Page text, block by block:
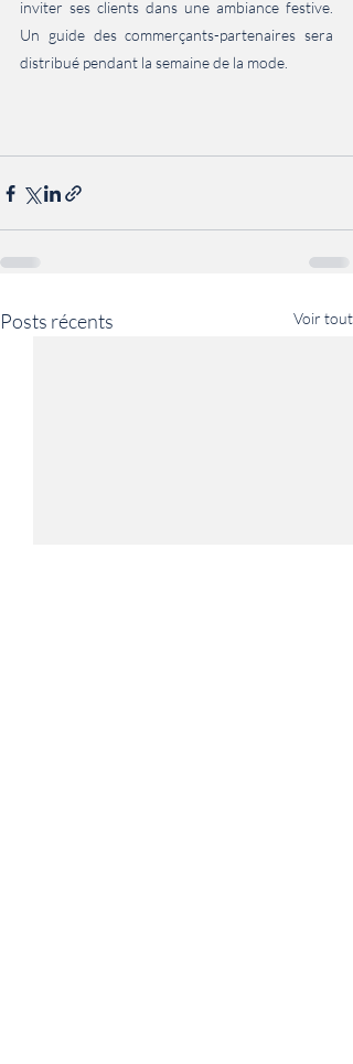
inviter ses clients dans une ambiance festive.
Un guide des commerçants-partenaires sera
distribué pendant la semaine de la mode.
Posts récents Voir tout